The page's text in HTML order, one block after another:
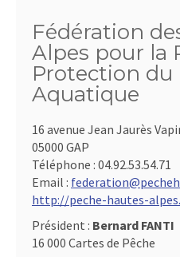
Fédération
Alpes pour la
Protection du
Aquatique
16 avenue Jean Jaurès
05000 GAP
Téléphone : 04.92.53.54.71
Email :
http://peche-hautes-
Président : Bernard FANTI
16 000 Cartes de Pêche